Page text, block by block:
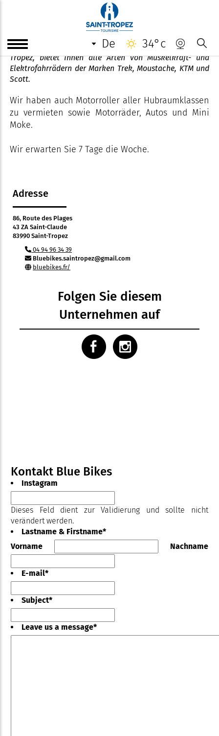
de 34°c
Blue Bikes
Bue Bikes, der führende Zweiradverleih im Golf von Saint-
Tropez, bietet Ihnen alle Arten von Muskelkraft- und
Elektrofahrrädern der Marken Trek, Moustache, KTM und
Scott.
Wir haben auch Motorroller aller Hubraumklassen
zu vermieten sowie Motorräder, Autos und Mini
Moke.
Wir erwarten Sie 7 Tage die Woche.
Adresse
86, Route des Plages
43 ZA Saint-Claude
83990 Saint-Tropez
04 94 96 34 39
Bluebikes.saintropez@gmail.com
bluebikes.fr/
Folgen Sie diesem
Unternehmen auf
Kontakt Blue Bikes
Instagram
Dieses Feld dient zur Validierung und sollte nicht
verändert werden.
Lastname & Firstname*
Vorname
Nachname
E-mail*
Subject*
Leave us a message*